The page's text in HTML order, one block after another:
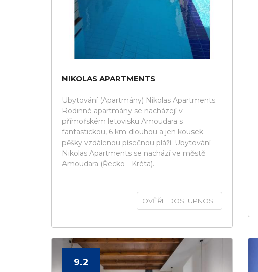
NIKOLAS APARTMENTS
Ubytování (Apartmány) Nikolas Apartments.
Rodinné apartmány se nacházejí v
přímořském letovisku Amoudara s
fantastickou, 6 km dlouhou a jen kousek
pěšky vzdálenou písečnou pláží. Ubytování
Nikolas Apartments se nachází ve městě
Amoudara (Řecko - Kréta).
OVĚŘIT DOSTUPNOST
9.2